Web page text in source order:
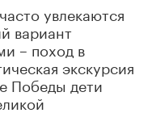
увлекаются
вариант
– поход в
экскурсия
Победы дети